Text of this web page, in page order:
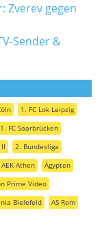
Zverev gegen
Sender &
1. FC Lok Leipzig
1. FC Saarbrücken
2. Bundesliga
AEK Athen
Ägypten
Prime Video
Bielefeld
AS Rom